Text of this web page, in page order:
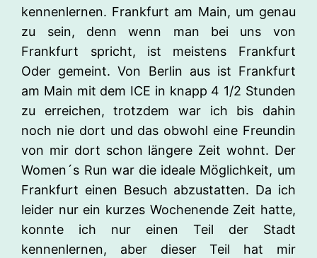
kennenlernen. Frankfurt am Main, um genau
zu sein, denn wenn man bei uns von
Frankfurt spricht, ist meistens Frankfurt
Oder gemeint. Von Berlin aus ist Frankfurt
am Main mit dem ICE in knapp 4 1/2 Stunden
zu erreichen, trotzdem war ich bis dahin
noch nie dort und das obwohl eine Freundin
von mir dort schon längere Zeit wohnt. Der
Women´s Run war die ideale Möglichkeit, um
Frankfurt einen Besuch abzustatten. Da ich
leider nur ein kurzes Wochenende Zeit hatte,
konnte ich nur einen Teil der Stadt
kennenlernen, aber dieser Teil hat mir